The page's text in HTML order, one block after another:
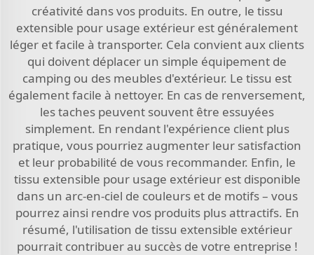
créativité dans vos produits. En outre, le tissu
extensible pour usage extérieur est généralement
léger et facile à transporter. Cela convient aux clients
qui doivent déplacer un simple équipement de
camping ou des meubles d'extérieur. Le tissu est
également facile à nettoyer. En cas de renversement,
les taches peuvent souvent être essuyées
simplement. En rendant l'expérience client plus
pratique, vous pourriez augmenter leur satisfaction
et leur probabilité de vous recommander. Enfin, le
tissu extensible pour usage extérieur est disponible
dans un arc-en-ciel de couleurs et de motifs – vous
pourrez ainsi rendre vos produits plus attractifs. En
résumé, l'utilisation de tissu extensible extérieur
pourrait contribuer au succès de votre entreprise !